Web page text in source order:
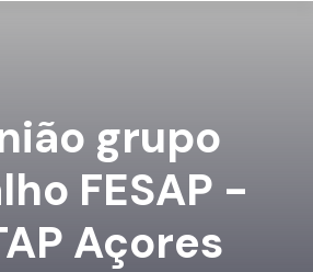
grupo
FESAP -
Açores